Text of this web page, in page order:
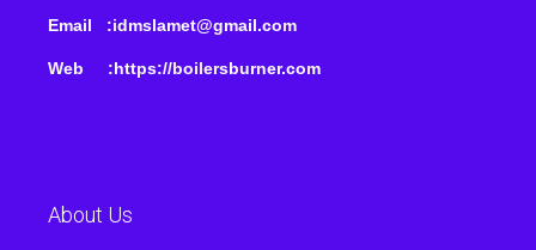
Email :idmslamet@gmail.com
Web :https://boilersburner.com
About Us